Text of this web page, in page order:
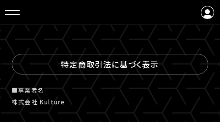
会員登録
特定商取引法に基づく表示
■事業者名
株式会社 Kulture